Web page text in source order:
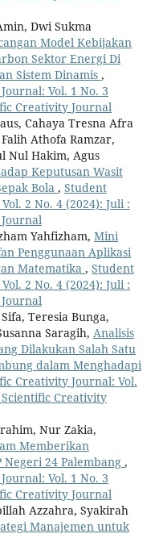
Dwi Sukma
Model Kebijakan
Sektor Energi Di
Sistem Dinamis ,
Vol. 1 No. 3
Creativity Journal
Cahaya Tresna Afra
Athofa Ramzar,
Nul Hakim, Agus
Keputusan Wasit
Bola , Student
2 No. 4 (2024): Juli :
Yahfizham, Mini
Penggunaan Aplikasi
Matematika , Student
2 No. 4 (2024): Juli :
Teresia Bunga,
Saragih, Analisis
Dilakukan Salah Satu
dalam Menghadapi
Creativity Journal: Vol.
Scientific Creativity
Nur Zakia,
Memberikan
Negeri 24 Palembang ,
Vol. 1 No. 3
Creativity Journal
Azzahra, Syakirah
Manajemen untuk